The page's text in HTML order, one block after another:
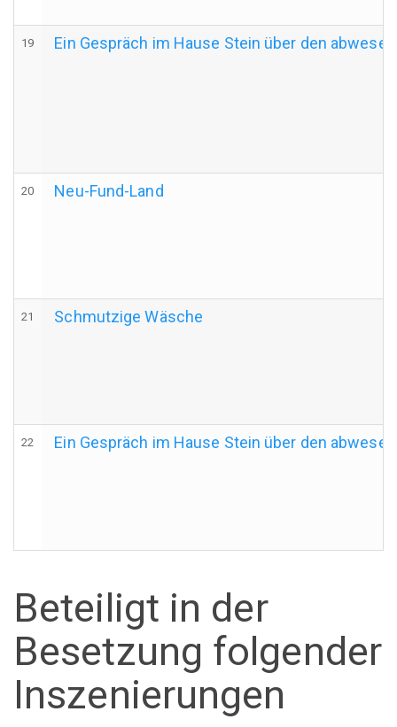
19 Ein Gespräch im Hause Stein über den
20 Neu-Fund-Land
21 Schmutzige Wäsche
22 Ein Gespräch im Hause Stein über den
Beteiligt in der
Besetzung folgender
Inszenierungen